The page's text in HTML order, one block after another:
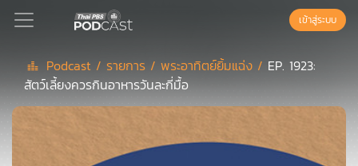
Podcast
เข้าสู่ระบบ
Podcast / รายการ /พระอาทิตย์ยิ้มแฉ่ง / EP. 1923:
สัตว์เลี้ยงควรกินอาหารวันละกี่มื้อ